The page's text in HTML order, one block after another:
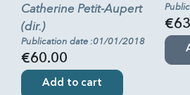
Catherine Petit-Aupert
(dir.)
Publication date :01/01/2018
€60.00
Add to cart